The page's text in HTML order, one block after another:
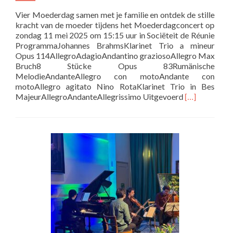
Vier Moederdag samen met je familie en ontdek de stille
kracht van de moeder tijdens het Moederdagconcert op
zondag 11 mei 2025 om 15:15 uur in Sociëteit de Réunie
ProgrammaJohannes BrahmsKlarinet Trio a mineur
Opus 114AllegroAdagioAndantino graziosoAllegro Max
Bruch8 Stücke Opus 83Rumänische
MelodieAndanteAllegro con motoAndante con
motoAllegro agitato Nino RotaKlarinet Trio in Bes
MajeurAllegroAndanteAllegrissimo UitgevoerdLees
[…]